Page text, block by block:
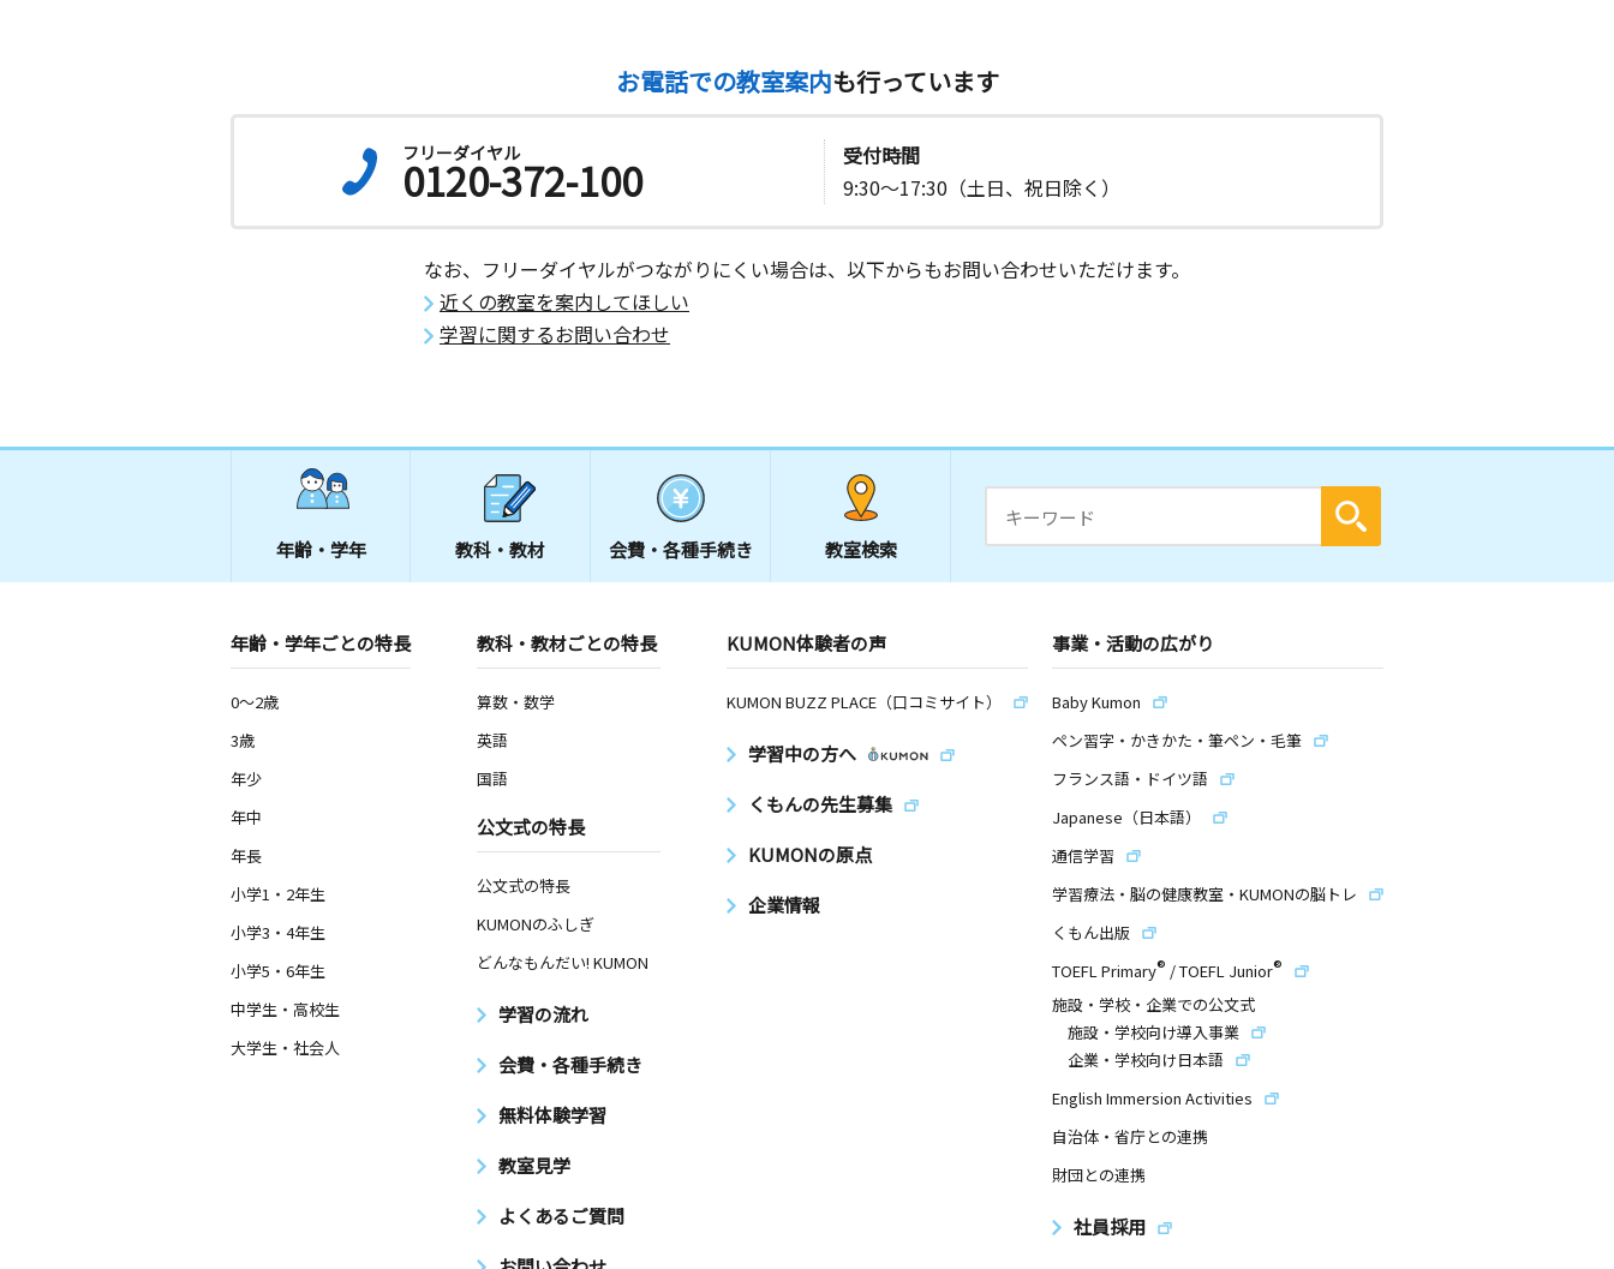
お電話での教室案内も行っています
フリーダイヤル
0120-372-100
受付時間
9:30～17:30（土日、祝日除く）
なお、フリーダイヤルがつながりにくい場合は、以下からもお問い合わせいただけます。
近くの教室を案内してほしい
学習に関するお問い合わせ
年齢・学年 教科・教材 会費・ 各種手続き 教室検索
年齢・学年ごとの特長
0～2歳
3歳
年少
年中
年長
小学1・2年生
小学3・4年生
小学5・6年生
中学生・高校生
大学生・社会人
教科・教材ごとの特長
算数・数学
英語
国語
公文式の特長
公文式の特長
KUMONのふしぎ
どんなもんだい! KUMON
学習の流れ
会費・各種手続き
無料体験学習
教室見学
よくあるご質問
KUMON体験者の声
KUMON BUZZ PLACE（口コミサイト）
学習中の方へ
くもんの先生募集
KUMONの原点
企業情報
事業・活動の広がり
Baby Kumon
ペン習字・かきかた・筆ペン・毛筆
フランス語・ドイツ語
Japanese（日本語）
通信学習
学習療法・脳の健康教室・KUMONの脳トレ
くもん出版
TOEFL Primary® /TOEFL Junior®
施設・学校・企業での公文式
施設・学校向け導入事業
企業・学校向け日本語
English Immersion Activities
自治体・省庁との連携
財団との連携
社員採用